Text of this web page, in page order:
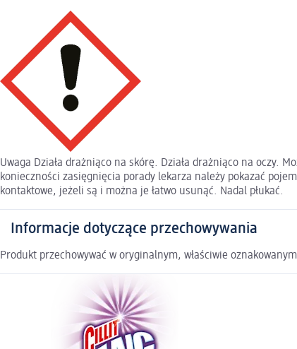
Uwaga Działa drażniąco na skórę. Działa drażniąco na oczy.
konieczności zasięgnięcia porady lekarza należy pokazać
kontaktowe, jeżeli są i można je łatwo usunąć. Nadal płukać.
Informacje dotyczące przechowywania
Produkt przechowywać w oryginalnym, właściwie